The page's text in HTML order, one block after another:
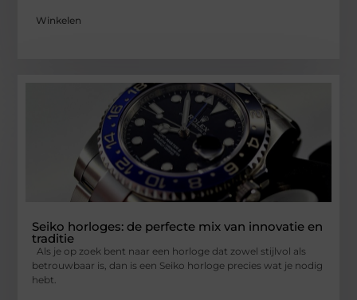
Winkelen
Seiko horloges: de perfecte mix van innovatie en
traditie
Als je op zoek bent naar een horloge dat zowel stijlvol als
betrouwbaar is, dan is een Seiko horloge precies wat je nodig
hebt.